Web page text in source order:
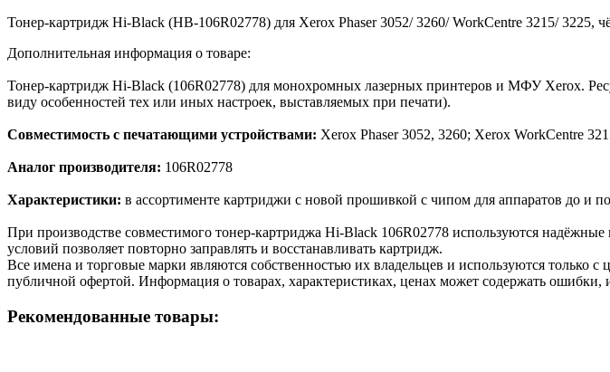
Тонер-картридж Hi-Black (HB-106R02778) для Xerox Phaser 3052/ 3260/ WorkCentre 3215/ 3225,
Дополнительная информация о товаре:
Тонер-картридж Hi-Black (106R02778) для монохромных лазерных принтеров и МФУ Xerox.
виду особенностей тех или иных настроек, выставляемых при печати).
Совместимость с печатающими устройствами: Xerox Phaser 3052, 3260; Xerox WorkCentre
Аналог производителя: 106R02778
Характеристики: в ассортименте картриджи с новой прошивкой с чипом для аппаратов до и
При производстве совместимого тонер-картриджа Hi-Black 106R02778 используются
условий позволяет повторно заправлять и восстанавливать картридж.
Все имена и торговые марки являются собственностью их владельцев и используются только
публичной офертой. Информация о товарах, характеристиках, ценах может содержать ошибки,
Рекомендованные товары: